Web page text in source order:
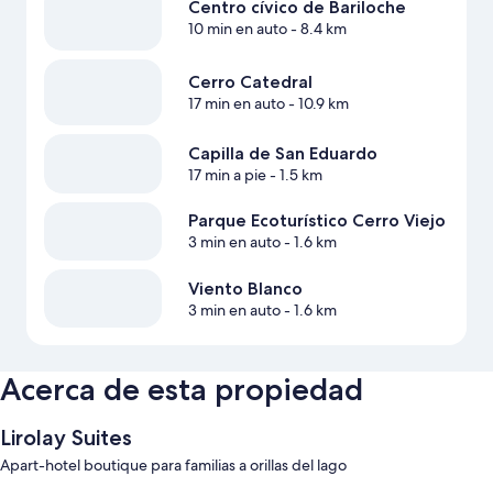
Centro cívico de Bariloche
10 min en auto- 8.4 km
Cerro Catedral
17 min en auto- 10.9 km
Capilla de San Eduardo
17 min a pie- 1.5 km
Parque Ecoturístico Cerro Viejo
3 min en auto- 1.6 km
Viento Blanco
3 min en auto- 1.6 km
Acerca de esta propiedad
Lirolay Suites
Apart-hotel boutique para familias a orillas del lago